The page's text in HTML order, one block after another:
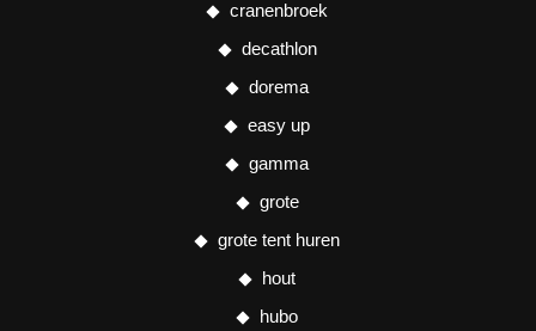
cranenbroek
decathlon
dorema
easy up
gamma
grote
grote tent huren
hout
hubo